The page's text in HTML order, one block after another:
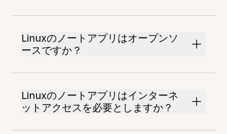
Linuxのノートアプリはオープンソ
ースですか？
Linuxのノートアプリはインターネ
ットアクセスを必要としますか？